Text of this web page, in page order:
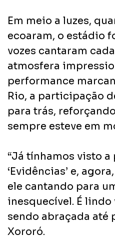
Em meio a luzes,
ecoaram, o estádio
vozes cantaram
atmosfera
performance
Rio, a participação
para trás,
sempre esteve em
“Já tínhamos visto
‘Evidências’ e,
ele cantando para
inesquecível. É
sendo abraçada até
Xororó.